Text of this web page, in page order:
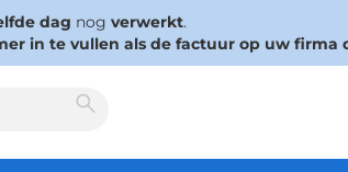
dag nog verwerkt.
in te vullen als de factuur op uw